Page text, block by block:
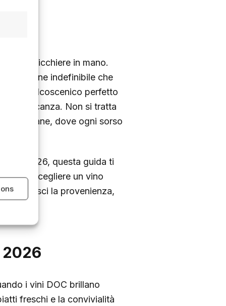
un bicchiere in mano.
indefinibile che
il palcoscenico perfetto
vacanza. Non si tratta
italiane, dove ogni sorso
2026, questa guida ti
scegliere un vino
conosci la provenienza,
2026
i vini DOC brillano
freschi e la convivialità